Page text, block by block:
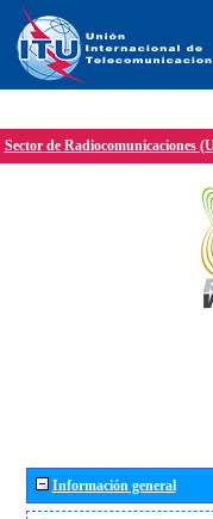
Sector de Radiocomunicaciones
Información general